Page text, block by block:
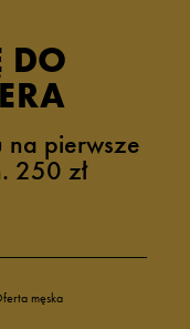
DO
pierwsze
250 zł
męska